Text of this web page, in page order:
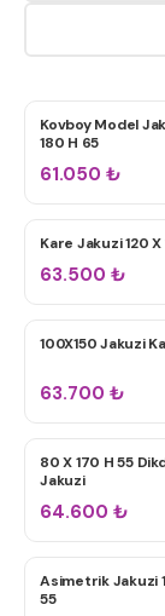
KÜVETLER
Kovboy Model
180 H 65
61.050 ₺
ÇIFT KIŞILIK
Kare Jakuzi 120 X
63.500 ₺
TEK KIŞILIK
100X150 Jakuzi
63.700 ₺
TEK KIŞILIK
80 X 170 H 55
Jakuzi
64.600 ₺
TEK KIŞILIK
Asimetrik Jakuzi
55